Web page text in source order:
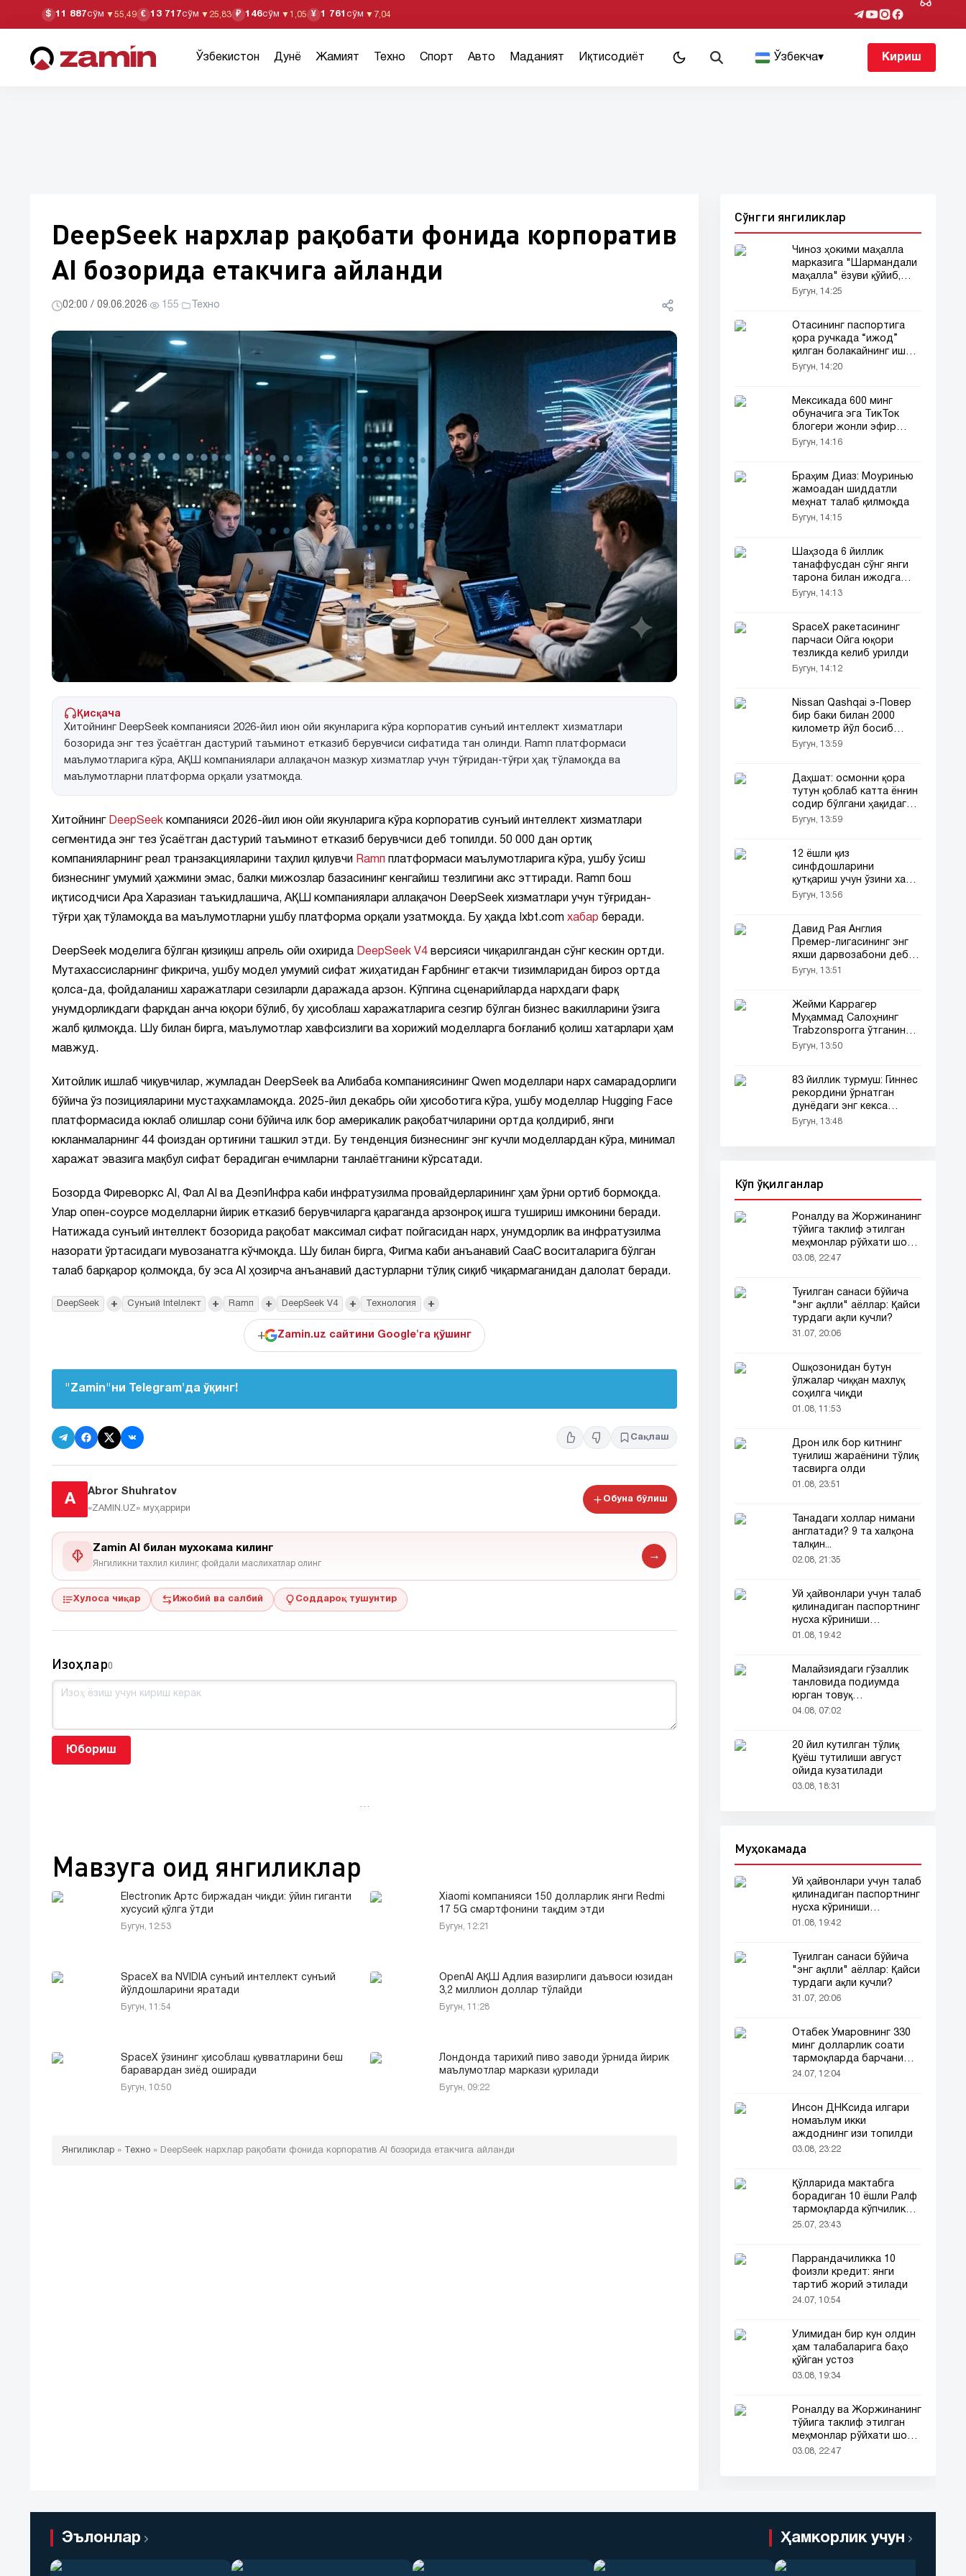
$ 11 887сўм ▼55,49 € 13 717сўм ▼ 25,83 ₽ 146сўм ▼1,05 ¥ 1 761 сўм ▼ 7,04
Ўзбекистон Дунё Жамият Техно Спорт Авто Маданият Иқтисодиёт Ўзбекча▾ Кириш
DeepSeek нархлар рақобати фонида корпоратив
AI бозорида етакчига айланди
02:00 / 09.06.2026· 155· Техно
Қисқача
Хитойнинг DeepSeek компанияси 2026-йил июн ойи якунларига кўра корпоратив сунъий интеллект хизматлари
бозорида энг тез ўсаётган дастурий таъминот етказиб берувчиси сифатида тан олинди. Ramп платформаси
маълумотларига кўра, АҚШ компаниялари аллақачон мазкур хизматлар учун тўғридан-тўғри ҳақ тўламоқда ва
маълумотларни платформа орқали узатмоқда.
Хитойнинг DeepSeek компанияси 2026-йил июн ойи якунларига кўра корпоратив сунъий интеллект хизматлари
сегментида энг тез ўсаётган дастурий таъминот етказиб берувчиси деб топилди. 50 000 дан ортиқ
компанияларнинг реал транзакцияларини таҳлил қилувчи
Ramп платформаси маълумотларига кўра, ушбу ўсиш
бизнеснинг умумий ҳажмини эмас, балки мижозлар базасининг кенгайиш тезлигини акс эттиради. Ramп бош
иқтисодчиси Ара Харазиан таъкидлашича, АҚШ компаниялари аллақачон DeepSeek хизматлари учун тўғридан-
тўғри ҳақ тўламоқда ва маълумотларни ушбу платформа орқали узатмоқда. Бу ҳақда Ixbt.com хабар беради.
DeepSeek моделига бўлган қизиқиш апрель ойи охирида DeepSeek V4 версияси чиқарилгандан сўнг кескин ортди.
Мутахассисларнинг фикрича, ушбу модел умумий сифат жиҳатидан Ғарбнинг етакчи тизимларидан бироз ортда
қолса-да, фойдаланиш харажатлари сезиларли даражада арзон. Кўпгина сценарийларда нархдаги фарқ
унумдорликдаги фарқдан анча юқори бўлиб, бу ҳисоблаш харажатларига сезгир бўлган бизнес вакилларини ўзига
жалб қилмоқда. Шу билан бирга, маълумотлар хавфсизлиги ва хорижий моделларга боғланиб қолиш хатарлари ҳам
мавжуд.
Хитойлик ишлаб чиқувчилар, жумладан DeepSeek ва Алибаба компаниясининг Qwen моделлари нарх самарадорлиги
бўйича ўз позицияларини мустаҳкамламоқда. 2025-йил декабрь ойи ҳисоботига кўра, ушбу моделлар Hugging Face
платформасида юклаб олишлар сони бўйича илк бор америкалик рақобатчиларини ортда қолдириб, янги
юкланмаларнинг 44 фоиздан ортиғини ташкил этди. Бу тенденция бизнеснинг энг кучли моделлардан кўра, минимал
харажат эвазига мақбул сифат берадиган ечимларни танлаётганини кўрсатади.
Бозорда Фиреворкс AI, Фал AI ва ДеэпИнфра каби инфратузилма провайдерларининг ҳам ўрни ортиб бормоқда.
Улар опен-соурсе моделларни йирик етказиб берувчиларга қараганда арзонроқ ишга тушириш имконини беради.
Натижада сунъий интеллект бозорида рақобат максимал сифат пойгасидан нарх, унумдорлик ва инфратузилма
назорати ўртасидаги мувозанатга кўчмоқда. Шу билан бирга, Фигма каби анъанавий СааС воситаларига бўлган
талаб барқарор қолмоқда, бу эса AI ҳозирча анъанавий дастурларни тўлиқ сиқиб чиқармаганидан далолат беради.
DeepSeek + Сунъий Intelлект + Ramп + DeepSeek V4 + Технология +
+ Zamin.uz сайтини Google'га қўшинг
"Zamin"ни Telegram'да ўқинг!
Сақлаш
A
Abror Shuhratov
«ZAMIN.UZ» муҳаррири
Обуна бўлиш
Zamin AI билан мухокама килинг
Янгиликни тахлил килинг, фойдали маслихатлар олинг
→
Хулоса чиқар Ижобий ва салбий Соддароқ тушунтир
Изоҳлар0
Юбориш
…
Мавзуга оид янгиликлар
Electronик Артс биржадан чиқди: ўйин гиганти
хусусий қўлга ўтди
Бугун, 12:53
Xiaomi компанияси 150 долларлик янги Redmi
17 5G смартфонини тақдим этди
Бугун, 12:21
SpaceX ва NVIDIA сунъий интеллект сунъий
йўлдошларини яратади
Бугун, 11:54
OpenAI АҚШ Адлия вазирлиги даъвоси юзидан
3,2 миллион доллар тўлайди
Бугун, 11:28
SpaceX ўзининг ҳисоблаш қувватларини беш
баравардан зиёд оширади
Бугун, 10:50
Лондонда тарихий пиво заводи ўрнида йирик
маълумотлар маркази қурилади
Бугун, 09:22
Янгиликлар » Техно » DeepSeek нархлар рақобати фонида корпоратив AI бозорида етакчига айланди
Сўнгги янгиликлар
Чиноз ҳокими маҳалла
марказига "Шармандали
маҳалла" ёзуви қўйиб,
ғайриоддий жазо ўйлаб
Бугун, 14:25
Отасининг паспортига
қора ручкада “ижод”
қилган болакайнинг иши
барчанинг диққатини
Бугун, 14:20
Мексикада 600 минг
обуначига эга ТикТок
блогери жонли эфир
вақтида отиб кетилди
Бугун, 14:16
Браҳим Диаз: Моуринью
жамоадан шиддатли
меҳнат талаб қилмоқда
Бугун, 14:15
Шаҳзода 6 йиллик
танаффусдан сўнг янги
тарона билан ижодга
қайтмоқда! (видео)
Бугун, 14:13
SpaceX ракетасининг
парчаси Ойга юқори
тезликда келиб урилди
Бугун, 14:12
Nissan Qashqai э-Повер
бир баки билан 2000
километр йўл босиб
рекорд ўрнатди
Бугун, 13:59
Даҳшат: осмонни қора
тутун қоблаб катта ёнғин
содир бўлгани ҳақидаги
видео тармоқларда
Бугун, 13:59
12 ёшли қиз
синфдошларини
қутқариш учун ўзини хавф
остига қўйди
Бугун, 13:56
Давид Рая Англия
Премер-лигасининг энг
яхши дарвозабони деб
топилди
Бугун, 13:51
Жейми Каррагер
Муҳаммад Салоҳнинг
Trabzonsporга ўтганини
танқид қилди
Бугун, 13:50
83 йиллик турмуш: Гиннес
рекордини ўрнатган
дунёдаги энг кекса
жуфтлик
Бугун, 13:48
Кўп ўқилганлар
Роналду ва Жоржинанинг
тўйига таклиф этилган
меҳмонлар рўйхати шов-
шувда
03.08, 22:47
Туғилган санаси бўйича
"энг ақлли" аёллар: Қайси
турдаги ақли кучли?
31.07, 20:06
Ошқозонидан бутун
ўлжалар чиққан махлуқ
соҳилга чиқди
01.08, 11:53
Дрон илк бор китнинг
туғилиш жараёнини тўлиқ
тасвирга олди
01.08, 23:51
Танадаги холлар нимани
англатади? 9 та халқона
талқин...
02.08, 21:35
Уй ҳайвонлари учун талаб
қилинадиган паспортнинг
нусха кўриниши
тармоқларда тарқалди
01.08, 19:42
Малайзиядаги гўзаллик
танловида подиумда
юрган товуқ
томошабинлар
04.08, 07:02
20 йил кутилган тўлиқ
Қуёш тутилиши август
ойида кузатилади
03.08, 18:31
Муҳокамада
Уй ҳайвонлари учун талаб
қилинадиган паспортнинг
нусха кўриниши
тармоқларда тарқалди
01.08, 19:42
Туғилган санаси бўйича
"энг ақлли" аёллар: Қайси
турдаги ақли кучли?
31.07, 20:06
Отабек Умаровнинг 330
минг долларлик соати
тармоқларда барчани
эътиборини тортди!
24.07, 12:04
Инсон ДНКсида илгари
номаълум икки
аждоднинг изи топилди
03.08, 23:22
Қўлларида мактабга
борадиган 10 ёшли Ралф
тармоқларда кўпчиликни
таъсирлантирди
25.07, 23:43
Паррандачиликка 10
фоизли кредит: янги
тартиб жорий этилади
24.07, 10:54
Ўлимидан бир кун олдин
ҳам талабаларига баҳо
қўйган устоз
03.08, 19:34
Роналду ва Жоржинанинг
тўйига таклиф этилган
меҳмонлар рўйхати шов-
шувда
03.08, 22:47
Эълонлар Ҳамкорлик учун